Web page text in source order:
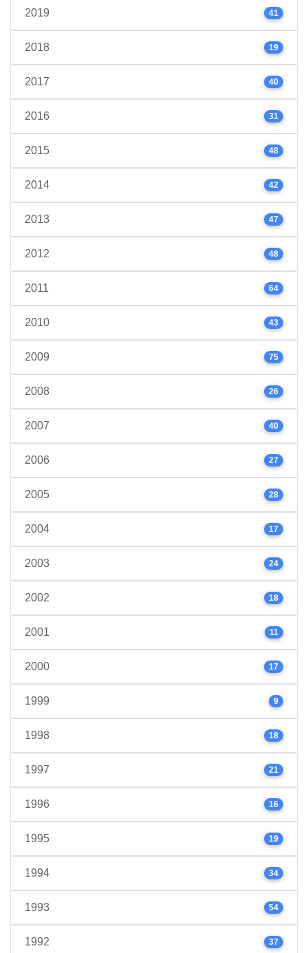
2019 41
2018 19
2017 40
2016 31
2015 48
2014 42
2013 47
2012 48
2011 64
2010 43
2009 75
2008 26
2007 40
2006 27
2005 28
2004 17
2003 24
2002 18
2001 11
2000 17
1999 9
1998 18
1997 21
1996 16
1995 19
1994 34
1993 54
1992 37